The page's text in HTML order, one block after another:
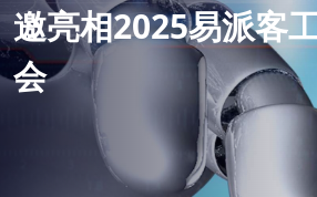
邀亮相2025易派客
会